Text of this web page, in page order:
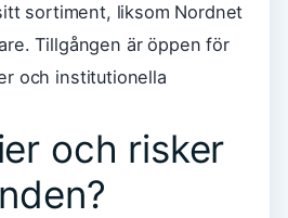
sortiment, liksom Nordnet
Tillgången är öppen för
och institutionella
och risker